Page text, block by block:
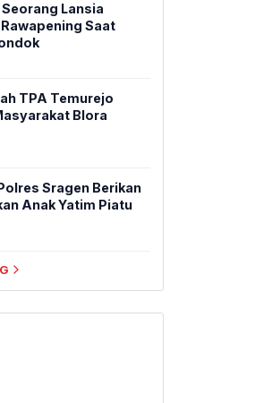
Lansia
Saat
TPA Temurejo
Blora
Sragen Berikan
Anak Yatim Piatu